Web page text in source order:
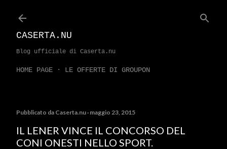
CASERTA.NU
Blog ufficiale di Caserta.nu
HOME PAGE LE OFFERTE DI GROUPON
Pubblicato da Caserta.nu maggio 23, 2015
IL LENER VINCE IL CONCORSO DEL
CONI ONESTI NELLO SPORT.